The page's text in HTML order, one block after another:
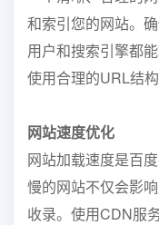
和索引您的网站。
用户和搜索引擎都
使用合理的URL结
网站速度优化
网站加载速度是百
慢的网站不仅会影
收录。使用CDN服